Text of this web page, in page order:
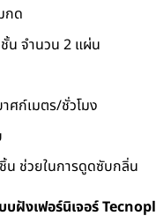
กด
น จำนวน 2 แผ่น
ศก์เมตร/ชั่วโมง
น ช่วยในการดูดซับกลิ่น
บฝังเฟอร์นิเจอร์